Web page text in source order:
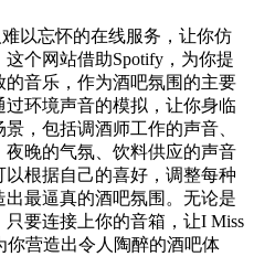
以忘怀的在线服务，让你仿
个网站借助Spotify，为你提
音乐，作为酒吧氛围的主要
环境声音的模拟，让你身临
，包括调酒师工作的声音、
夜晚的气氛、饮料供应的声音
以根据自己的喜好，调整每种
最逼真的酒吧氛围。无论是
要连接上你的音箱，让I Miss
你营造出令人陶醉的酒吧体